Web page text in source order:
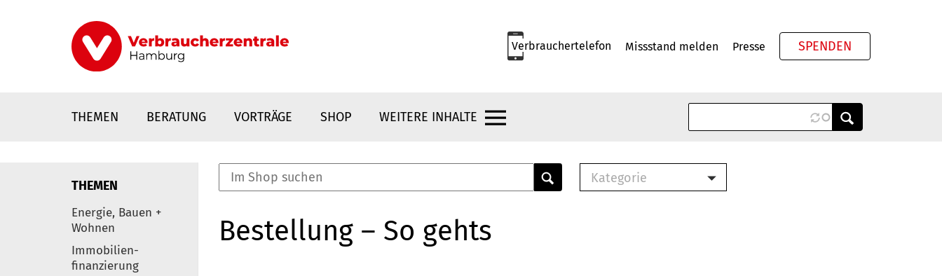
Verbrauchertelefon Missstand melden Presse SPENDEN
THEMEN BERATUNG VORTRÄGE SHOP WEITERE INHALTE
Elemente
THEMEN
Energie, Bauen +
Wohnen
Immobilien-
finanzierung
Kategorie
Bestellung – So gehts